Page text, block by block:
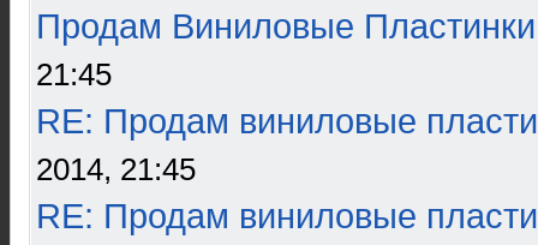
Продам Виниловые Пластинки
21:45
RE: Продам виниловые
2014, 21:45
RE: Продам виниловые